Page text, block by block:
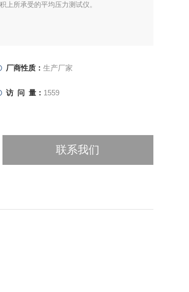
上所承受的平均压力测试仪。
厂商性质： 生产厂家
访 问 量： 1559
联系我们